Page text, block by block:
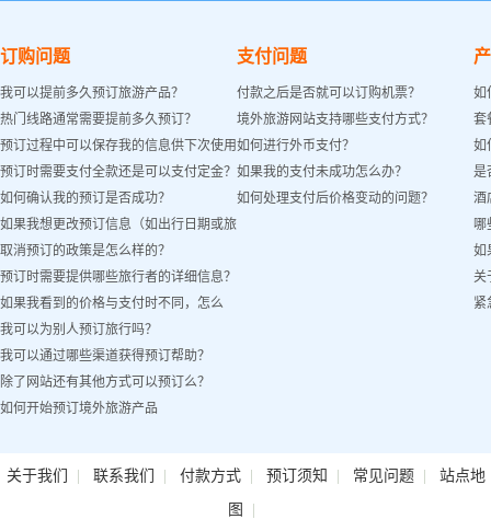
订购问题
我可以提前多久预订旅游产品？
热门线路通常需要提前多久预订？
预订过程中可以保存我的信息供下次使用
吗？
预订时需要支付全款还是可以支付定金？
如何确认我的预订是否成功？
如果我想更改预订信息（如出行日期或旅
客姓名）怎么办？
取消预订的政策是怎么样的？
预订时需要提供哪些旅行者的详细信息？
如果我看到的价格与支付时不同，怎么
办？
我可以为别人预订旅行吗？
我可以通过哪些渠道获得预订帮助？
除了网站还有其他方式可以预订么？
如何开始预订境外旅游产品
支付问题
付款之后是否就可以订购机票？
境外旅游网站支持哪些支付方式？
如何进行外币支付？
如果我的支付未成功怎么办？
如何处理支付后价格变动的问题？
如
套
如
是
酒
哪
如
关
紧
关于我们 | 联系我们 | 付款方式| 预订须知 | 常见问题| 站点地
图 |